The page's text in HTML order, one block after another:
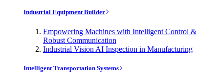
Industrial Equipment Builder
Empowering Machines with Intelligent Control &
Robust Communication
Industrial Vision AI Inspection in Manufacturing
Intelligent Transportation Systems